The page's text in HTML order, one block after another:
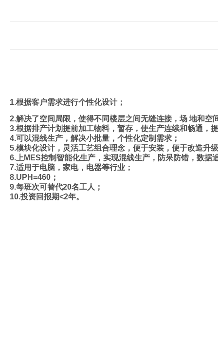
1.根据客户需求进行个性化设计；
2.解决了空间局限，使得不同楼层之间无缝连接，场 地和空
3.根据排产计划提前加工物料，暂存，使生产连续和畅通，
4.可以混线生产，解决小批量，个性化定制需求；
5.模块化设计，灵活工艺组合理念，便于安装，便于改造升
6.上MES控制智能化生产，实现混线生产，防呆防错， 数据
7.适用于电脑，家电，电器等行业；
8.UPH=460；
9.每班次可替代20名工人；
10.投资回报期<2年。